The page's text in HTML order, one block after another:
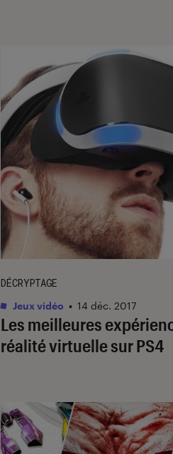
Les meilleures
réalité virtuelle sur PS4
DÉCRYPTAGE
Jeux vidéo • 14 déc. 2017